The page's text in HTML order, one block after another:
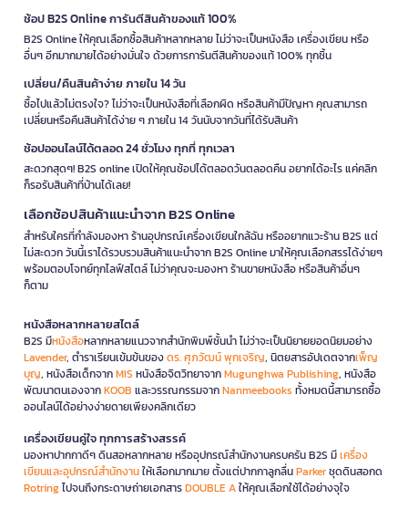
ช้อป B2S Online การันตีสินค้าของแท้ 100%
B2S Online ให้คุณเลือกซื้อสินค้าหลากหลาย ไม่ว่าจะเป็นหนังสือ เครื่องเขียน หรือ
อื่นๆ อีกมากมายได้อย่างมั่นใจ ด้วยการการันตีสินค้าของแท้ 100% ทุกชิ้น
เปลี่ยน/คืนสินค้าง่าย ภายใน 14 วัน
ซื้อไปแล้วไม่ตรงใจ? ไม่ว่าจะเป็นหนังสือที่เลือกผิด หรือสินค้ามีปัญหา คุณสามารถ
เปลี่ยนหรือคืนสินค้าได้ง่าย ๆ ภายใน 14 วันนับจากวันที่ได้รับสินค้า
ช้อปออนไลน์ได้ตลอด 24 ชั่วโมง ทุกที่ ทุกเวลา
สะดวกสุดๆ! B2S online เปิดให้คุณช้อปได้ตลอดวันตลอดคืน อยากได้อะไร แค่คลิก
ก็รอรับสินค้าที่บ้านได้เลย!
เลือกช้อปสินค้าแนะนำจาก B2S Online
สำหรับใครที่กำลังมองหา ร้านอุปกรณ์เครื่องเขียนใกล้ฉัน หรืออยากแวะร้าน B2S แต่
ไม่สะดวก วันนี้เราได้รวบรวมสินค้าแนะนำจาก B2S Online มาให้คุณเลือกสรรได้ง่ายๆ
พร้อมตอบโจทย์ทุกไลฟ์สไตล์ ไม่ว่าคุณจะมองหา ร้านขายหนังสือ หรือสินค้าอื่นๆ
ก็ตาม
หนังสือหลากหลายสไตล์
B2S มีหนังสือหลากหลายแนวจากสำนักพิมพ์ชั้นนำ ไม่ว่าจะเป็นนิยายยอดนิยมอย่าง
Lavender, ตำราเรียนเข้มข้นของดร. ศุภวัฒน์ พุกเจริญ, นิตยสารอัปเดตจากเพ็ญ
บุญ, หนังสือเด็กจากMIS หนังสือจิตวิทยาจากMugunghwa Publishing, หนังสือ
พัฒนาตนเองจากKOOB และวรรณกรรมจากNanmeebooks ทั้งหมดนี้สามารถซื้อ
ออนไลน์ได้อย่างง่ายดายเพียงคลิกเดียว
เครื่องเขียนคู่ใจ ทุกการสร้างสรรค์
มองหาปากกาดีๆ ดินสอหลากหลาย หรืออุปกรณ์สำนักงานครบครัน B2S มีเครื่อง
เขียนและอุปกรณ์สำนักงานให้เลือกมากมาย ตั้งแต่ปากกาลูกลื่นParkerชุดดินสอกด
Rotringไปจนถึงกระดาษถ่ายเอกสารDOUBLE Aให้คุณเลือกใช้ได้อย่างจุใจ